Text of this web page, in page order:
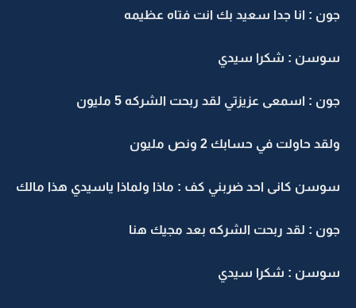
جون : انا جدا سعيد بك انت فتاه عظيمه
سوسن : شكرا سيدي
جون : اسمعى عزيزتي لقد ربحت الشركه 5 مليون
ولقد حاولت في حسابك 2 ونص مليون
سوسن كانى احد ضربني كف : ماذا ولماذا ياسيدي هذا مالك
جون : لقد ربحت الشركه بعد مجيك هنا
سوسن : شكرا سيدي